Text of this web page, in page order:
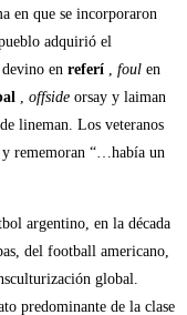
en que se incorporaron
adquirió el
devino en referí , foul en
, offside orsay y laiman
lineman. Los veteranos
y rememoran “…había un
argentino, en la década
del football americano,
global.
predominante de la clase